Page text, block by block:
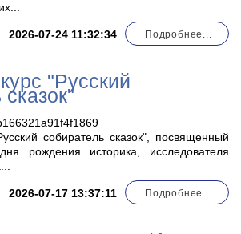
2026-07-24 11:32:34 Подробнее...
"Русский
2026-07-17 13:37:11
собиратель сказок", посвященный
рождения историка, исследователя
Подробнее...